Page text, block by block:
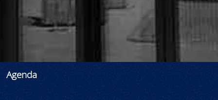
Agenda